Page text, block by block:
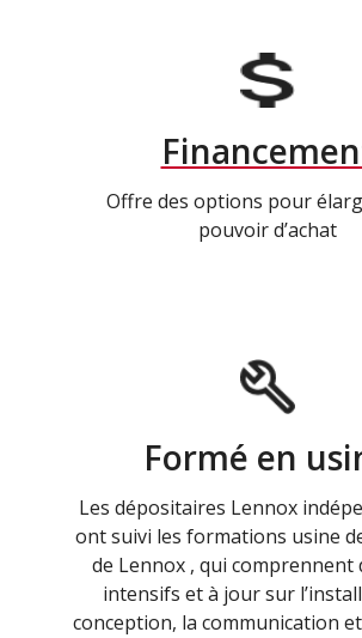
Offre des options pour
pouvoir d’achat
Formé en
Les dépositaires Lennox
ont suivi les formations usine
de Lennox , qui comprennent
intensifs et à jour sur
conception, la communication